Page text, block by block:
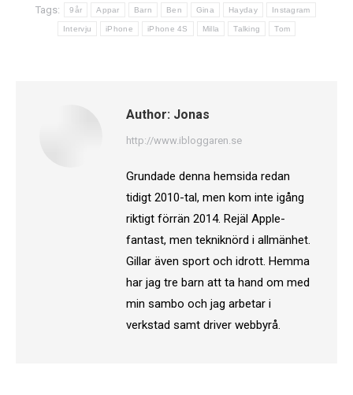
Tags: 9år Appar Barn Ben Gina Hayday Instagram
Intervju iPhone iPhone 4S Milla Talking Tom
Author: Jonas
http://www.ibloggaren.se
Grundade denna hemsida redan
tidigt 2010-tal, men kom inte igång
riktigt förrän 2014. Rejäl Apple-
fantast, men tekniknörd i allmänhet.
Gillar även sport och idrott. Hemma
har jag tre barn att ta hand om med
min sambo och jag arbetar i
verkstad samt driver webbyrå.